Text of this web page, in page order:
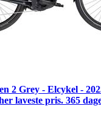
2 Grey - Elcykel -
laveste pris. 365